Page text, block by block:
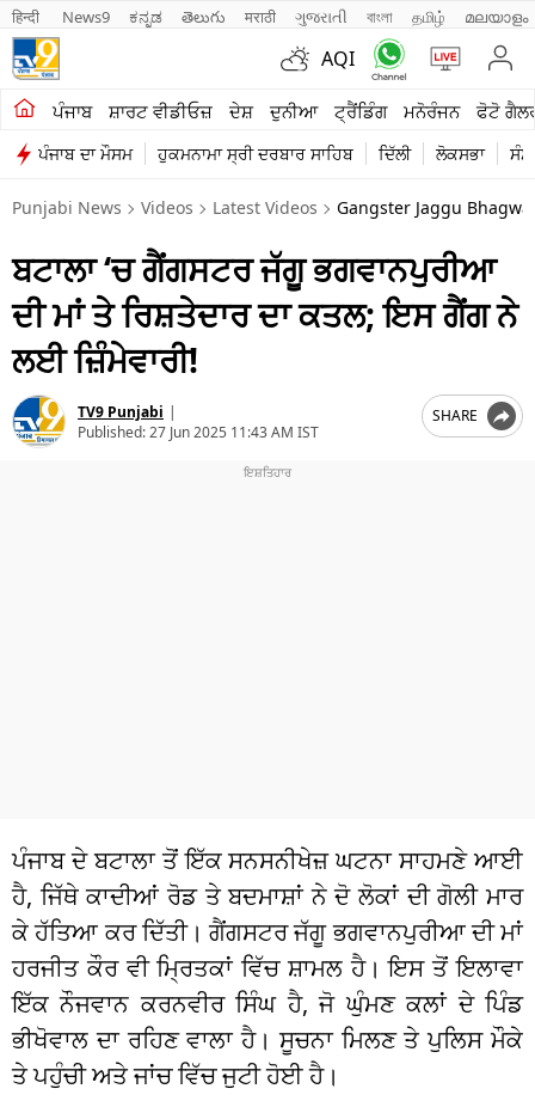
हिन्दी News9 ಕನ್ನಡ తెలుగు मराठी ગુજરાતી বাংলা தமிழ் മലയാളം
AQI
ਪੰਜਾਬ ਸ਼ਾਰਟ ਵੀਡੀਓਜ਼ ਦੇਸ਼ ਦੁਨੀਆ ਟ੍ਰੈਂਡਿੰਗ ਮਨੋਰੰਜਨ ਫੋਟੋ
ਪੰਜਾਬ ਦਾ ਮੌਸਮ ਹੁਕਮਨਾਮਾ ਸ੍ਰੀ ਦਰਬਾਰ ਸਾਹਿਬ ਦਿੱਲੀ ਲੋਕਸਭਾ
ਖੇਤੀਬਾੜੀ
ਸ਼ਾਰਟ ਵੀਡੀਓਜ਼
ਕਾਰੋਬਾਰ
ਕਰਿਅਰ
ਮਨੋਰੰਜਨ
ਦੇਸ਼
ਲਾਈਫ ਸਟਾਈਲ
ਚੋਣਾਂ 2026
Punjabi News Videos Latest Videos Gangster Jaggu
ਬਟਾਲਾ ‘ਚ ਗੈਂਗਸਟਰ ਜੱਗੂ ਭਗਵਾਨਪੁਰੀਆ
ਦੀ ਮਾਂ ਤੇ ਰਿਸ਼ਤੇਦਾਰ ਦਾ ਕਤਲ; ਇਸ ਗੈਂਗ ਨੇ
ਲਈ ਜ਼ਿੰਮੇਵਾਰੀ!
TV9 Punjabi |
Published:27 Jun 2025 11:43 AM IST
SHARE
ਪੰਜਾਬ ਦੇ ਬਟਾਲਾ ਤੋਂ ਇੱਕ ਸਨਸਨੀਖੇਜ਼ ਘਟਨਾ ਸਾਹਮਣੇ ਆਈ
ਹੈ, ਜਿੱਥੇ ਕਾਦੀਆਂ ਰੋਡ ਤੇ ਬਦਮਾਸ਼ਾਂ ਨੇ ਦੋ ਲੋਕਾਂ ਦੀ ਗੋਲੀ ਮਾਰ
ਕੇ ਹੱਤਿਆ ਕਰ ਦਿੱਤੀ। ਗੈਂਗਸਟਰ ਜੱਗੂ ਭਗਵਾਨਪੁਰੀਆ ਦੀ ਮਾਂ
ਹਰਜੀਤ ਕੌਰ ਵੀ ਮ੍ਰਿਤਕਾਂ ਵਿੱਚ ਸ਼ਾਮਲ ਹੈ। ਇਸ ਤੋਂ ਇਲਾਵਾ
ਇੱਕ ਨੌਜਵਾਨ ਕਰਨਵੀਰ ਸਿੰਘ ਹੈ, ਜੋ ਘੁੰਮਣ ਕਲਾਂ ਦੇ ਪਿੰਡ
ਭੀਖੋਵਾਲ ਦਾ ਰਹਿਣ ਵਾਲਾ ਹੈ। ਸੂਚਨਾ ਮਿਲਣ ਤੇ ਪੁਲਿਸ ਮੌਕੇ
ਤੇ ਪਹੁੰਚੀ ਅਤੇ ਜਾਂਚ ਵਿੱਚ ਜੁਟੀ ਹੋਈ ਹੈ।